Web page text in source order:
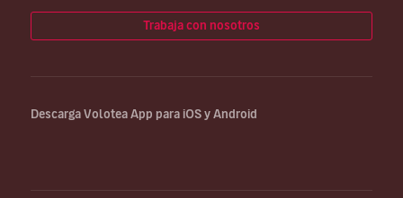
Trabaja con nosotros
Descarga Volotea App para iOS y Android